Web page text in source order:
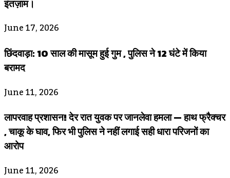
इंतज़ाम।
June 17, 2026
छिंदवाड़ा: 10 साल की मासूम हुई गुम , पुलिस ने 12 घंटे में किया
बरामद
June 11, 2026
लापरवाह प्रशासन! देर रात युवक पर जानलेवा हमला — हाथ फ्रैक्चर
, चाकू के घाव, फिर भी पुलिस ने नहीं लगाई सही धारा परिजनों का
आरोप
June 11, 2026